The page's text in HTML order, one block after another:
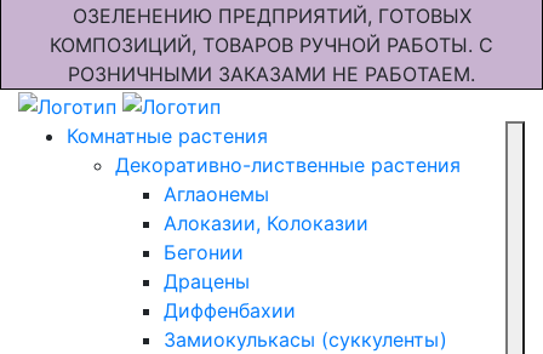
ОЗЕЛЕНЕНИЮ ПРЕДПРИЯТИЙ, ГОТОВЫХ
КОМПОЗИЦИЙ, ТОВАРОВ РУЧНОЙ РАБОТЫ. С
РОЗНИЧНЫМИ ЗАКАЗАМИ НЕ РАБОТАЕМ.
Комнатные растения
Декоративно-лиственные растения
Аглаонемы
Алоказии, Колоказии
Бегонии
Драцены
Диффенбахии
Замиокулькасы (суккуленты)